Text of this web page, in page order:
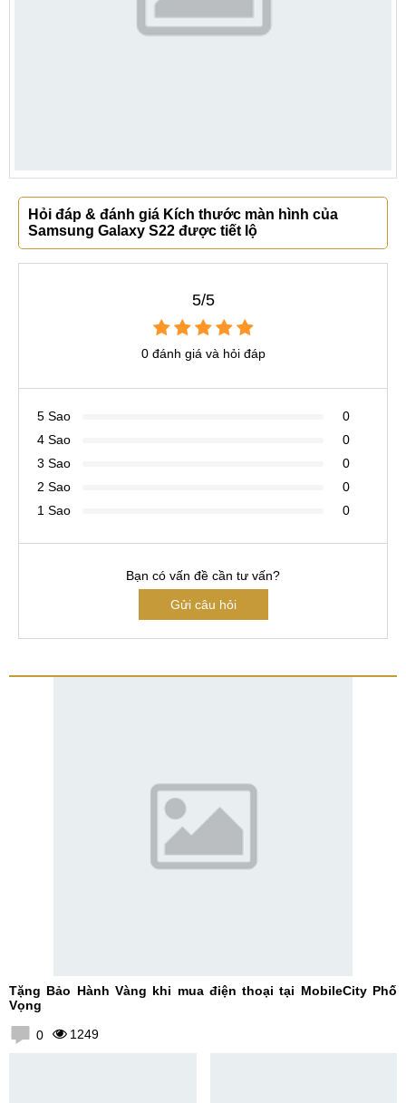
Hỏi đáp & đánh giá Kích thước màn hình của
Samsung Galaxy S22 được tiết lộ
5/5
0 đánh giá và hỏi đáp
5 Sao
0
4 Sao
0
3 Sao
0
2 Sao
0
1 Sao
0
Bạn có vấn đề cần tư vấn?
Gửi câu hỏi
Tặng Bảo Hành Vàng khi mua điện thoại tại MobileCity Phố
Vọng
0 1249